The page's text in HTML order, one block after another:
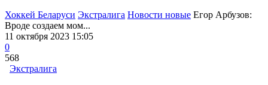
Хоккей Беларуси Экстралига Новости новые Егор Арбузов:
Вроде создаем мом...
11 октября 2023 15:05
0
568
Экстралига